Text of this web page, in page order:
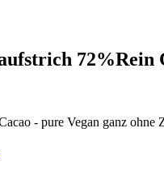
72%Rein
- pure Vegan ganz